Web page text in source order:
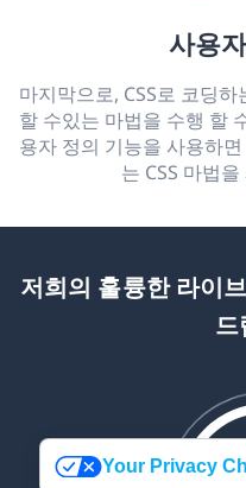
사용
마지막으로, CSS로 코딩
할 수있는 마법을 수행 할
용자 정의 기능을 사용하
는 CSS 마법
저희의 훌륭한 라이
드
Your Privacy